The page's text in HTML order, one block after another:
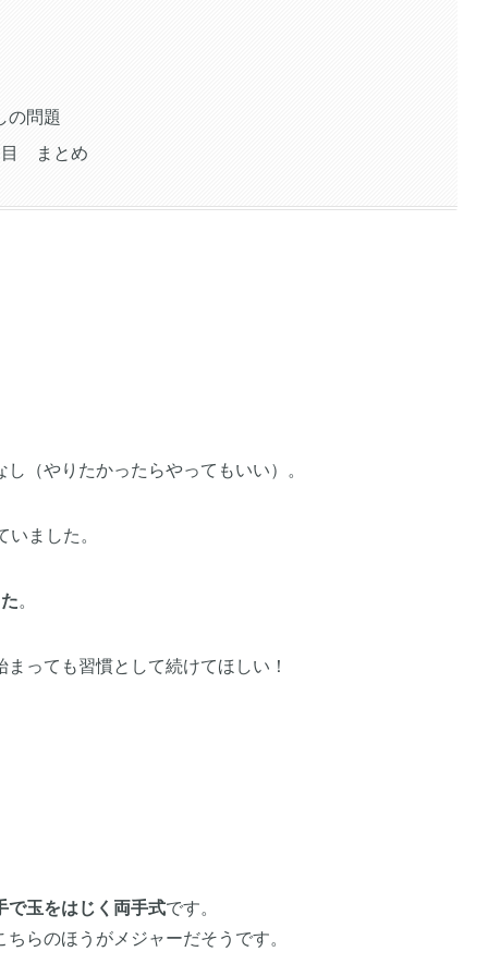
の問題
目 まとめ
し（やりたかったらやってもいい）。
ました。
。
っても習慣として続けてほしい！
で玉をはじく両手式です。
らのほうがメジャーだそうです。